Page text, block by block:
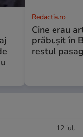
Redactia.ro
Cine erau
prăbușit în
restul
12 iul.